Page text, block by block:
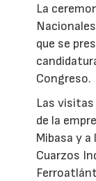
La
que se
Congreso.
Las
de la
Mibasa y a
Cuarzos